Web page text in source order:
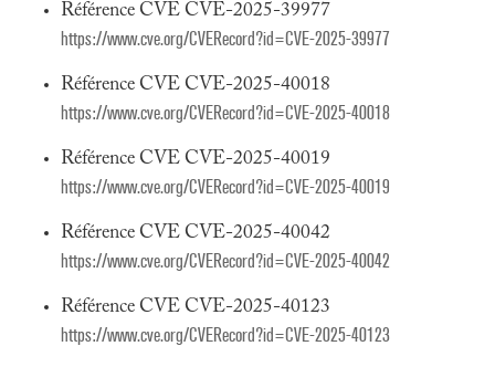
Référence CVE CVE-2025-39977
https://www.cve.org/CVERecord?id=CVE-2025-39977
Référence CVE CVE-2025-40018
https://www.cve.org/CVERecord?id=CVE-2025-40018
Référence CVE CVE-2025-40019
https://www.cve.org/CVERecord?id=CVE-2025-40019
Référence CVE CVE-2025-40042
https://www.cve.org/CVERecord?id=CVE-2025-40042
Référence CVE CVE-2025-40123
https://www.cve.org/CVERecord?id=CVE-2025-40123